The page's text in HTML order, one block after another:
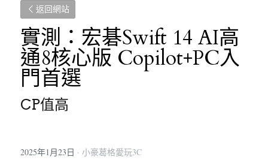
返回網站
實測：宏碁Swift 14 AI高
通8核心版 Copilot+PC入
門首選
CP值高
2025年1月23日 · 小豪葛格愛玩3C